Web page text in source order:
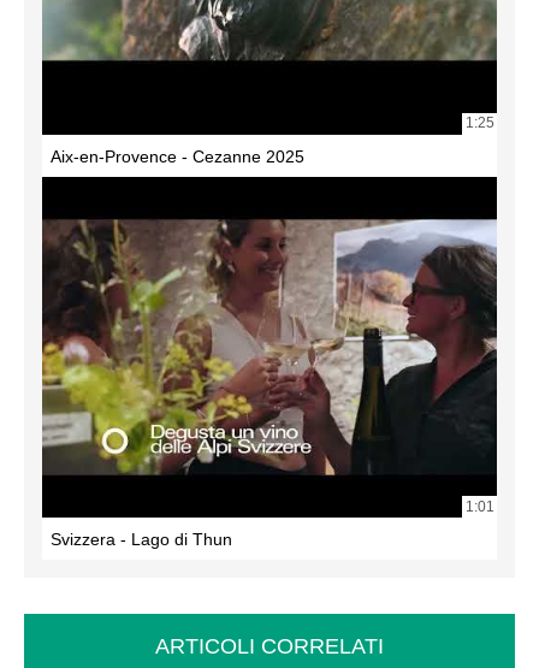
1:25
Aix-en-Provence - Cezanne 2025
1:01
Svizzera - Lago di Thun
ARTICOLI CORRELATI